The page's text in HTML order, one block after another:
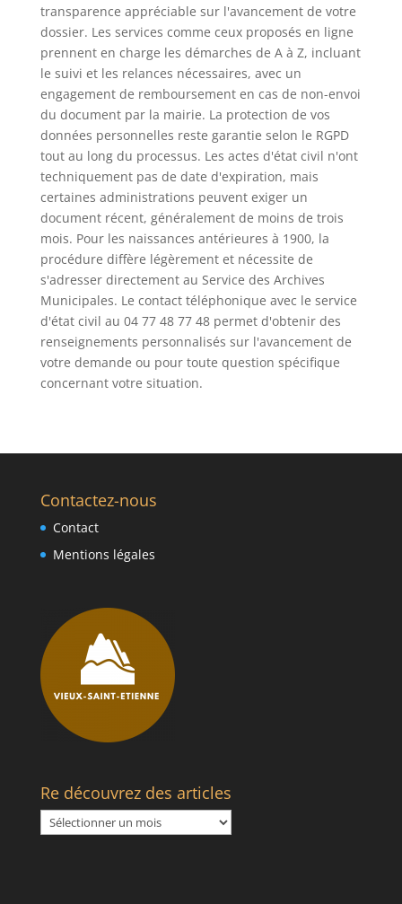
transparence appréciable sur l'avancement de votre
dossier. Les services comme ceux proposés en ligne
prennent en charge les démarches de A à Z, incluant
le suivi et les relances nécessaires, avec un
engagement de remboursement en cas de non-envoi
du document par la mairie. La protection de vos
données personnelles reste garantie selon le RGPD
tout au long du processus. Les actes d'état civil n'ont
techniquement pas de date d'expiration, mais
certaines administrations peuvent exiger un
document récent, généralement de moins de trois
mois. Pour les naissances antérieures à 1900, la
procédure diffère légèrement et nécessite de
s'adresser directement au Service des Archives
Municipales. Le contact téléphonique avec le service
d'état civil au 04 77 48 77 48 permet d'obtenir des
renseignements personnalisés sur l'avancement de
votre demande ou pour toute question spécifique
concernant votre situation.
Contactez-nous
Contact
Mentions légales
Re découvrez des articles
Re
découvrez